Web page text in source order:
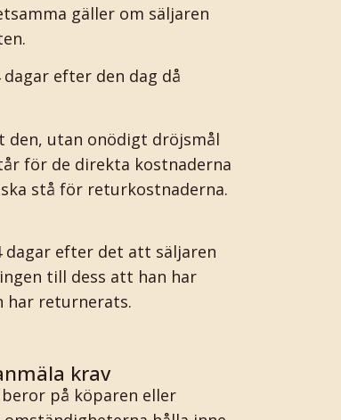
gäller om säljaren
efter den dag då
den, utan onödigt dröjsmål
för de direkta kostnaderna
stå för returkostnaderna.
efter det att säljaren
till dess att han har
har returnerats.
krav
på köparen eller